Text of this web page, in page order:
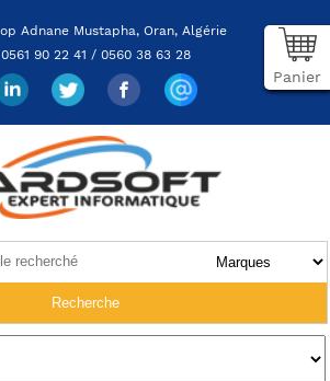
Adnane Mustapha, Oran, Algérie
0561 90 22 41 / 0560 38 63 28
Panier